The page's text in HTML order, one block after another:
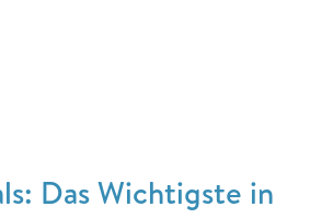
Das Wichtigste in